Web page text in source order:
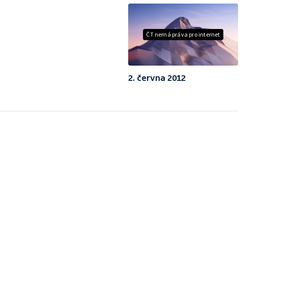
ČT nemá práva pro internet
2. června 2012